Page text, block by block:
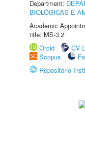
Department:
BIOLÓGICAS E
Academic
title: MS-3.2
Orcid
CV
Scopus
Repositório